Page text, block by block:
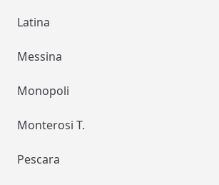
Latina
Messina
Monopoli
Monterosi T.
Pescara